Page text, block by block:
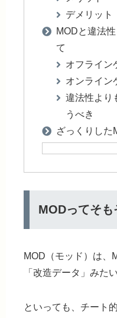
デメリット
MODと違法
て
オフライン
オンライン
違法性より
うべき
ざっくりした
MODってそも
MOD（モッド）は、
「改造データ」みた
といっても、チート